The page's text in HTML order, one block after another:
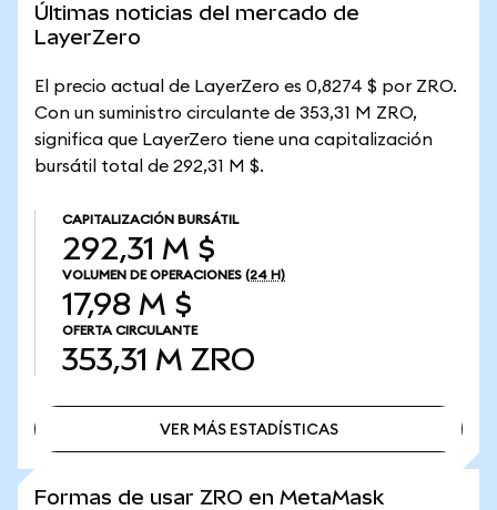
Últimas noticias del mercado de
LayerZero
El precio actual de LayerZero es 0,8274 $ por ZRO.
Con un suministro circulante de 353,31 M ZRO,
significa que LayerZero tiene una capitalización
bursátil total de 292,31 M $.
CAPITALIZACIÓN BURSÁTIL
292,31 M $
VOLUMEN DE OPERACIONES (24 H)
17,98 M $
OFERTA CIRCULANTE
353,31 M ZRO
VER MÁS ESTADÍSTICAS
Formas de usar ZRO en MetaMask